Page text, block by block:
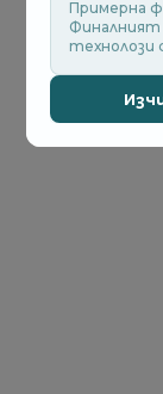
Примерна
Финалният
технолози